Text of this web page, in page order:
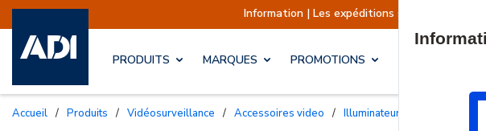
Information | Les expéditions sont actuellement
PRODUITS MARQUES PROMOTIONS
Accueil / Produits / Vidéosurveillance / Accessoires video / Illuminateurs